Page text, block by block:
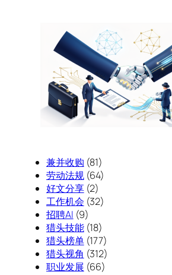
兼并收购 (81)
劳动法规(64)
好文分享(2)
工作机会 (32)
招聘AI (9)
猎头技能(18)
猎头榜单(177)
猎头视角 (312)
职业发展 (66)